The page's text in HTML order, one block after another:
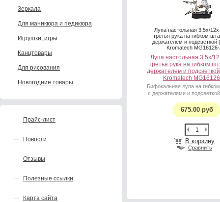
Зеркала
Для маникюра и педикюра
Игрушки, игры
Канцтовары
Для рисования
Новогодние товары
Прайс-лист
Новости
Отзывы
Полезные ссылки
Карта сайта
Лупа настольная 3.5x/
третья рука на гибком
держателем и подсветкой
Kromatech MG16126-
Лупа настольная 3.5x/
третья рука на гибком
держателем и
Kromatech
Бифокальная лупа на
с держателями и
675.00 руб
В корзину
Сравнить